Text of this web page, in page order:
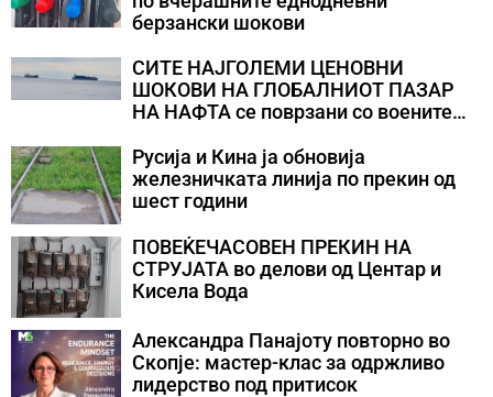
берзански шокови
СИТЕ НАЈГОЛЕМИ ЦЕНОВНИ
ШОКОВИ НА ГЛОБАЛНИОТ ПАЗАР
НА НАФТА се поврзани со воените
Русија и Кина ја обновија
железничката линија по прекин од
шест години
ПОВЕЌЕЧАСОВЕН ПРЕКИН НА
СТРУЈАТА во делови од Центар и
Кисела Вода
Александра Панајоту повторно во
Скопје: мастер-клас за одржливо
лидерство под притисок